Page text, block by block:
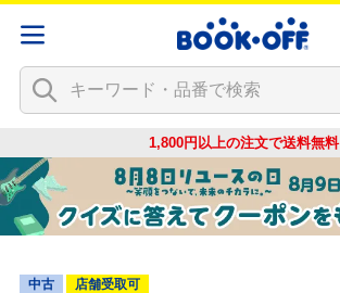
1,800円以上の注文で送料無料
中古 店舗受取可